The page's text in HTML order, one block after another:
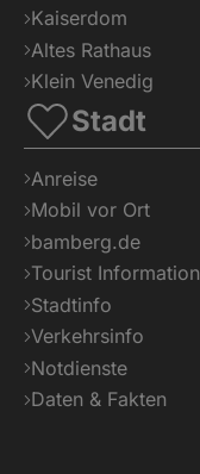
Kaiserdom
Altes Rathaus
Klein Venedig
Stadt
Anreise
Mobil vor Ort
bamberg.de
Tourist Information
Stadtinfo
Verkehrsinfo
Notdienste
Daten & Fakten